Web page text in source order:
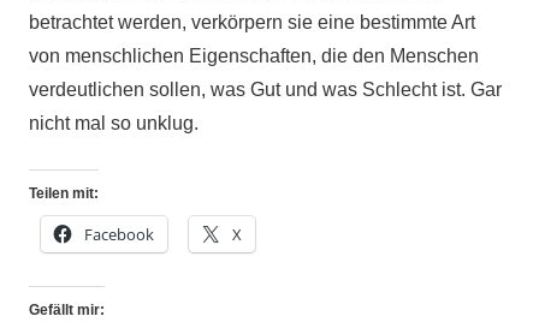
betrachtet werden, verkörpern sie eine bestimmte Art
von menschlichen Eigenschaften, die den Menschen
verdeutlichen sollen, was Gut und was Schlecht ist. Gar
nicht mal so unklug.
Teilen mit:
Facebook X
Gefällt mir: